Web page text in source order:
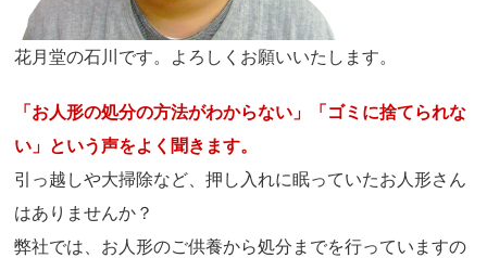
花月堂の石川です。よろしくお願いいたします。
「お人形の処分の方法がわからない」「ゴミに捨てられな
い」という声をよく聞きます。
引っ越しや大掃除など、押し入れに眠っていたお人形さん
はありませんか？
弊社では、お人形のご供養から処分までを行っていますの